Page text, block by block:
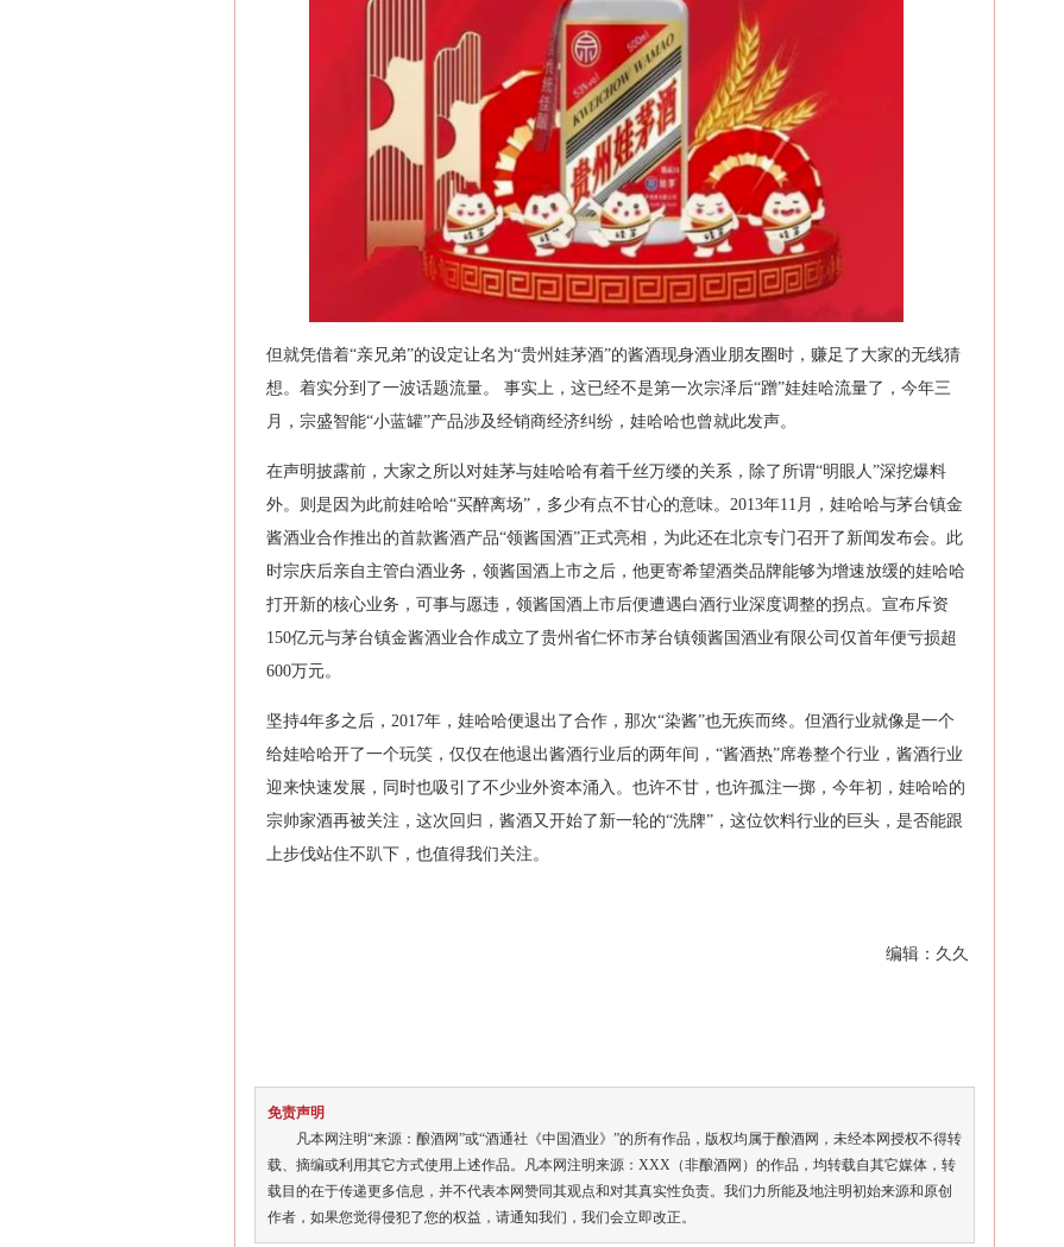
但就凭借着“亲兄弟”的设定让名为“贵州娃茅酒”的酱酒现身酒业朋友圈时，赚足了大家的无线猜
想。着实分到了一波话题流量。 事实上，这已经不是第一次宗泽后“蹭”娃娃哈流量了，今年三
月，宗盛智能“小蓝罐”产品涉及经销商经济纠纷，娃哈哈也曾就此发声。
在声明披露前，大家之所以对娃茅与娃哈哈有着千丝万缕的关系，除了所谓“明眼人”深挖爆料
外。则是因为此前娃哈哈“买醉离场”，多少有点不甘心的意味。2013年11月，娃哈哈与茅台镇金
酱酒业合作推出的首款酱酒产品“领酱国酒”正式亮相，为此还在北京专门召开了新闻发布会。此
时宗庆后亲自主管白酒业务，领酱国酒上市之后，他更寄希望酒类品牌能够为增速放缓的娃哈哈
打开新的核心业务，可事与愿违，领酱国酒上市后便遭遇白酒行业深度调整的拐点。宣布斥资
150亿元与茅台镇金酱酒业合作成立了贵州省仁怀市茅台镇领酱国酒业有限公司仅首年便亏损超
600万元。
坚持4年多之后，2017年，娃哈哈便退出了合作，那次“染酱”也无疾而终。但酒行业就像是一个
给娃哈哈开了一个玩笑，仅仅在他退出酱酒行业后的两年间，“酱酒热”席卷整个行业，酱酒行业
迎来快速发展，同时也吸引了不少业外资本涌入。也许不甘，也许孤注一掷，今年初，娃哈哈的
宗帅家酒再被关注，这次回归，酱酒又开始了新一轮的“洗牌”，这位饮料行业的巨头，是否能跟
上步伐站住不趴下，也值得我们关注。
编辑：久久
免责声明
凡本网注明“来源：酿酒网”或“酒通社《中国酒业》”的所有作品，版权均属于酿酒网，未经本网授权不得转
载、摘编或利用其它方式使用上述作品。凡本网注明来源：XXX（非酿酒网）的作品，均转载自其它媒体，转
载目的在于传递更多信息，并不代表本网赞同其观点和对其真实性负责。我们力所能及地注明初始来源和原创
作者，如果您觉得侵犯了您的权益，请通知我们，我们会立即改正。